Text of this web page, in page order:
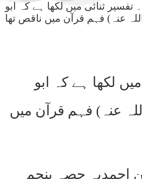
ثنائی میں لکھا ہے کہ ابو
عنہ) فہم قرآن میں ناقص تھا
لکھا ہے کہ ابو
عنہ) فہم قرآن میں
احمدیہ حصہ پنجم